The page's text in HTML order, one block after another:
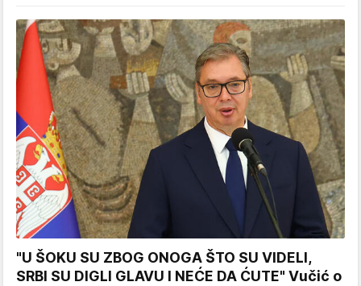
"U ŠOKU SU ZBOG ONOGA ŠTO SU VIDELI,
SRBI SU DIGLI GLAVU I NEĆE DA ĆUTE" Vučić o